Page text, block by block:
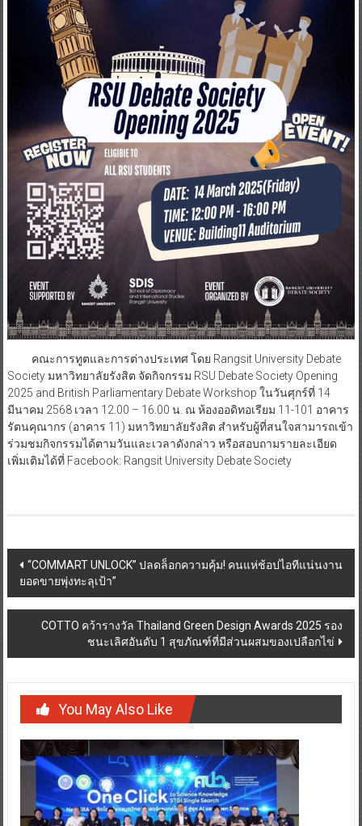
คณะการทูตและการต่างประเทศ โดย Rangsit University Debate
Society มหาวิทยาลัยรังสิต จัดกิจกรรม RSU Debate Society Opening
2025 and British Parliamentary Debate Workshop ในวันศุกร์ที่ 14
มีนาคม 2568 เวลา 12.00 – 16.00 น. ณ ห้องออดิทอเรียม 11-101 อาคาร
รัตนคุณากร (อาคาร 11) มหาวิทยาลัยรังสิต สำหรับผู้ที่สนใจสามารถเข้า
ร่วมชมกิจกรรมได้ตามวันและเวลาดังกล่าว หรือสอบถามรายละเอียด
เพิ่มเติมได้ที่ Facebook: Rangsit University Debate Society
Post
navigation
“COMMART UNLOCK” ปลดล็อกความคุ้ม! คนแห่ช้อปไอทีแน่นงาน
ยอดขายพุ่งทะลุเป้า”
COTTO คว้ารางวัล Thailand Green Design Awards 2025 รอง
ชนะเลิศอันดับ 1 สุขภัณฑ์ที่มีส่วนผสมของเปลือกไข่
You May Also Like